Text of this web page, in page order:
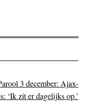
3 december: Ajax-
‘Ik zit er dagelijks op.’